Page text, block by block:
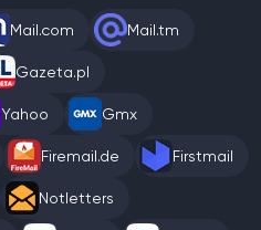
Mail.com Mail.tm
Gazeta.pl
Yahoo Gmx
Firemail.de Firstmail
Notletters